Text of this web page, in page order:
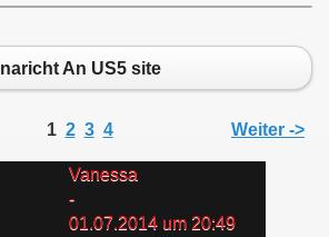
naricht An US5 site
1 2 3 4 Weiter ->
Vanessa
-
01.07.2014 um 20:49